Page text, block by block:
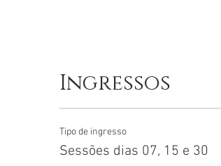
Ingressos
Tipo de ingresso
Sessões dias 07, 15 e 30